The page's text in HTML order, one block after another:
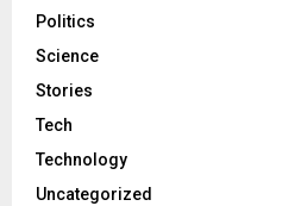
Politics
Science
Stories
Tech
Technology
Uncategorized